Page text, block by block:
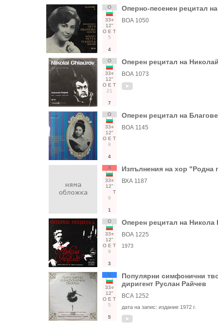
О
33○
12"
О Е Т
5
4
Оперно-песенен рецитал
ВОА 1050
О
33○
12"
О Е Т
21
7
Оперен рецитал на
ВОА 1073
О
33○
12"
О Е Т
9
4
Оперен рецитал на
ВОА 1145
Х
33○
12"
Т
9
1
Изпълнения на хор "Родна
ВХА 1187
О
33○
12"
О Е Т
9
3
Оперен рецитал на Никола
ВОА 1225
1973
С
33○
12"
О Е Т
5
5
Популярни симфонични
диригент Руслан Райчев
ВСА 1252
дата на запис: издание 1972 г.